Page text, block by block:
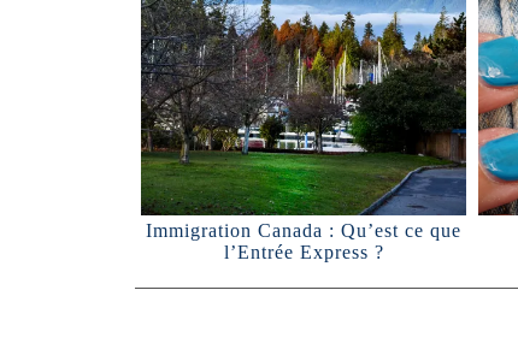
Immigration Canada : Qu’est ce que
l’Entrée Express ?